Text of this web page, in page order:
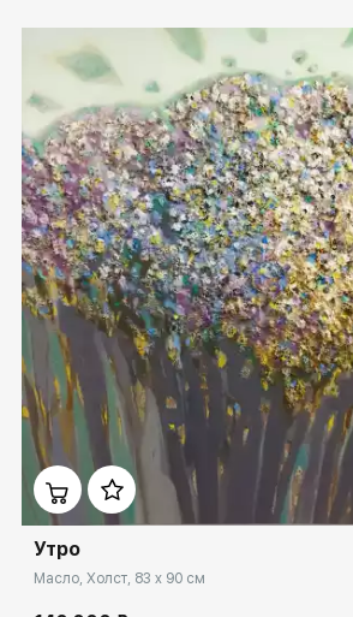
Утро
Масло, Холст, 83 x 90 см